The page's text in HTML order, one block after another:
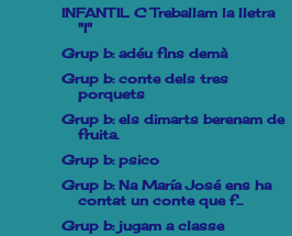
INFANTIL C Treballam la lletra
"I"
Grup b: adéu fins demà
Grup b: conte dels tres
porquets
Grup b: els dimarts berenam de
fruita.
Grup b: psico
Grup b: Na María José ens ha
contat un conte que f...
Grup b: jugam a classe